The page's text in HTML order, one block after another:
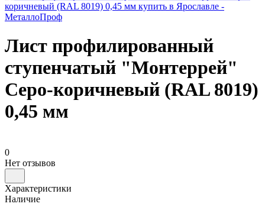
Лист профилированный
ступенчатый "Монтеррей"
Серо-коричневый (RAL 8019)
0,45 мм
0
Нет отзывов
Характеристики
Наличие